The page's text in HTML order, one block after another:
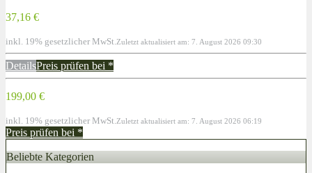
37,16 €
inkl. 19% gesetzlicher MwSt. Zuletzt aktualisiert am: 7. August 2026 09:30
DetailsPreis prüfen bei *
199,00 €
inkl. 19% gesetzlicher MwSt. Zuletzt aktualisiert am: 7. August 2026 06:19
Preis prüfen bei *
Beliebte Kategorien